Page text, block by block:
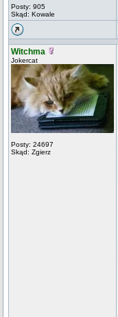
Posty: 905
Skąd: Kowale
Witchma
Jokercat
Posty: 24697
Skąd: Zgierz